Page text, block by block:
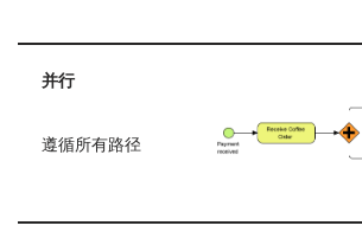
并行
遵循所有路径